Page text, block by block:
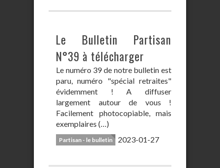
Le Bulletin Partisan
N°39 à télécharger
Le numéro 39 de notre bulletin est
paru, numéro "spécial retraites"
évidemment ! A diffuser
largement autour de vous !
Facilement photocopiable, mais
exemplaires (…)
Partisan - le bulletin 2023-01-27